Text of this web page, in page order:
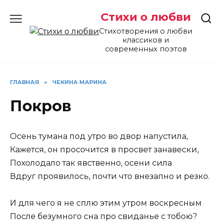
содержанию
Стихи о любви
Стихотворения о любви
классиков и
современных поэтов
ГЛАВНАЯ » ЧЕКИНА МАРИНА
Покров
Осень тумана под утро во двор напустила,
Кажется, он просочится в просвет занавески,
Похолодало так явственно, осени сила
Вдруг проявилось, почти что внезапно и резко.
И для чего я не сплю этим утром воскресным
После безумного сна про свиданье с тобою?